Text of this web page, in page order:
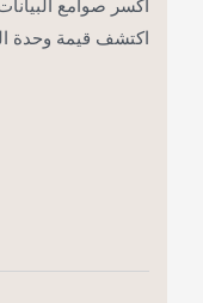
اكسر صوامع البيانات
اكتشف قيمة وحدة